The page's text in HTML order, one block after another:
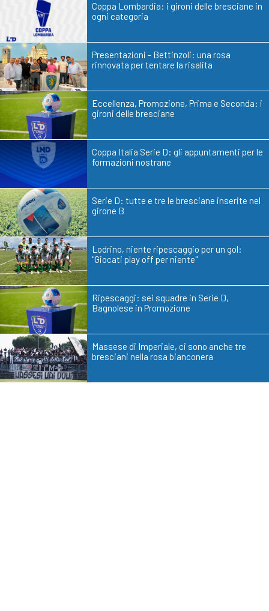
Coppa Lombardia: i gironi delle bresciane in
ogni categoria
Presentazioni - Bettinzoli: una rosa
rinnovata per tentare la risalita
Eccellenza, Promozione, Prima e Seconda: i
gironi delle bresciane
Coppa Italia Serie D: gli appuntamenti per le
formazioni nostrane
Serie D: tutte e tre le bresciane inserite nel
girone B
Lodrino, niente ripescaggio per un gol:
"Giocati play off per niente"
Ripescaggi: sei squadre in Serie D,
Bagnolese in Promozione
Massese di Imperiale, ci sono anche tre
bresciani nella rosa bianconera